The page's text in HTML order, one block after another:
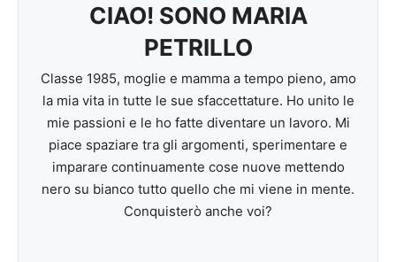
CIAO! SONO MARIA
PETRILLO
Classe 1985, moglie e mamma a tempo pieno, amo
la mia vita in tutte le sue sfaccettature. Ho unito le
mie passioni e le ho fatte diventare un lavoro. Mi
piace spaziare tra gli argomenti, sperimentare e
imparare continuamente cose nuove mettendo
nero su bianco tutto quello che mi viene in mente.
Conquisterò anche voi?